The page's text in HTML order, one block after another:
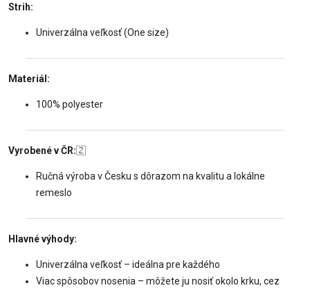
Strih:
Univerzálna veľkosť (One size)
Materiál:
100% polyester
Vyrobené v ČR:🇿
Ručná výroba v Česku s dôrazom na kvalitu a lokálne
remeslo
Hlavné výhody:
Univerzálna veľkosť – ideálna pre každého
Viac spôsobov nosenia – môžete ju nosiť okolo krku, cez